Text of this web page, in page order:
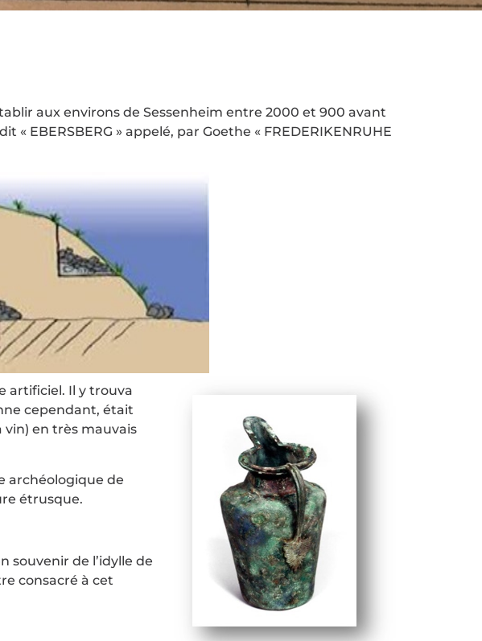
aux environs de Sessenheim entre 2000 et 900 avant
EBERSBERG » appelé, par Goethe « FREDERIKENRUHE
artificiel. Il y trouva
cependant, était
vin) en très mauvais
archéologique de
étrusque.
souvenir de l’idylle de
consacré à cet